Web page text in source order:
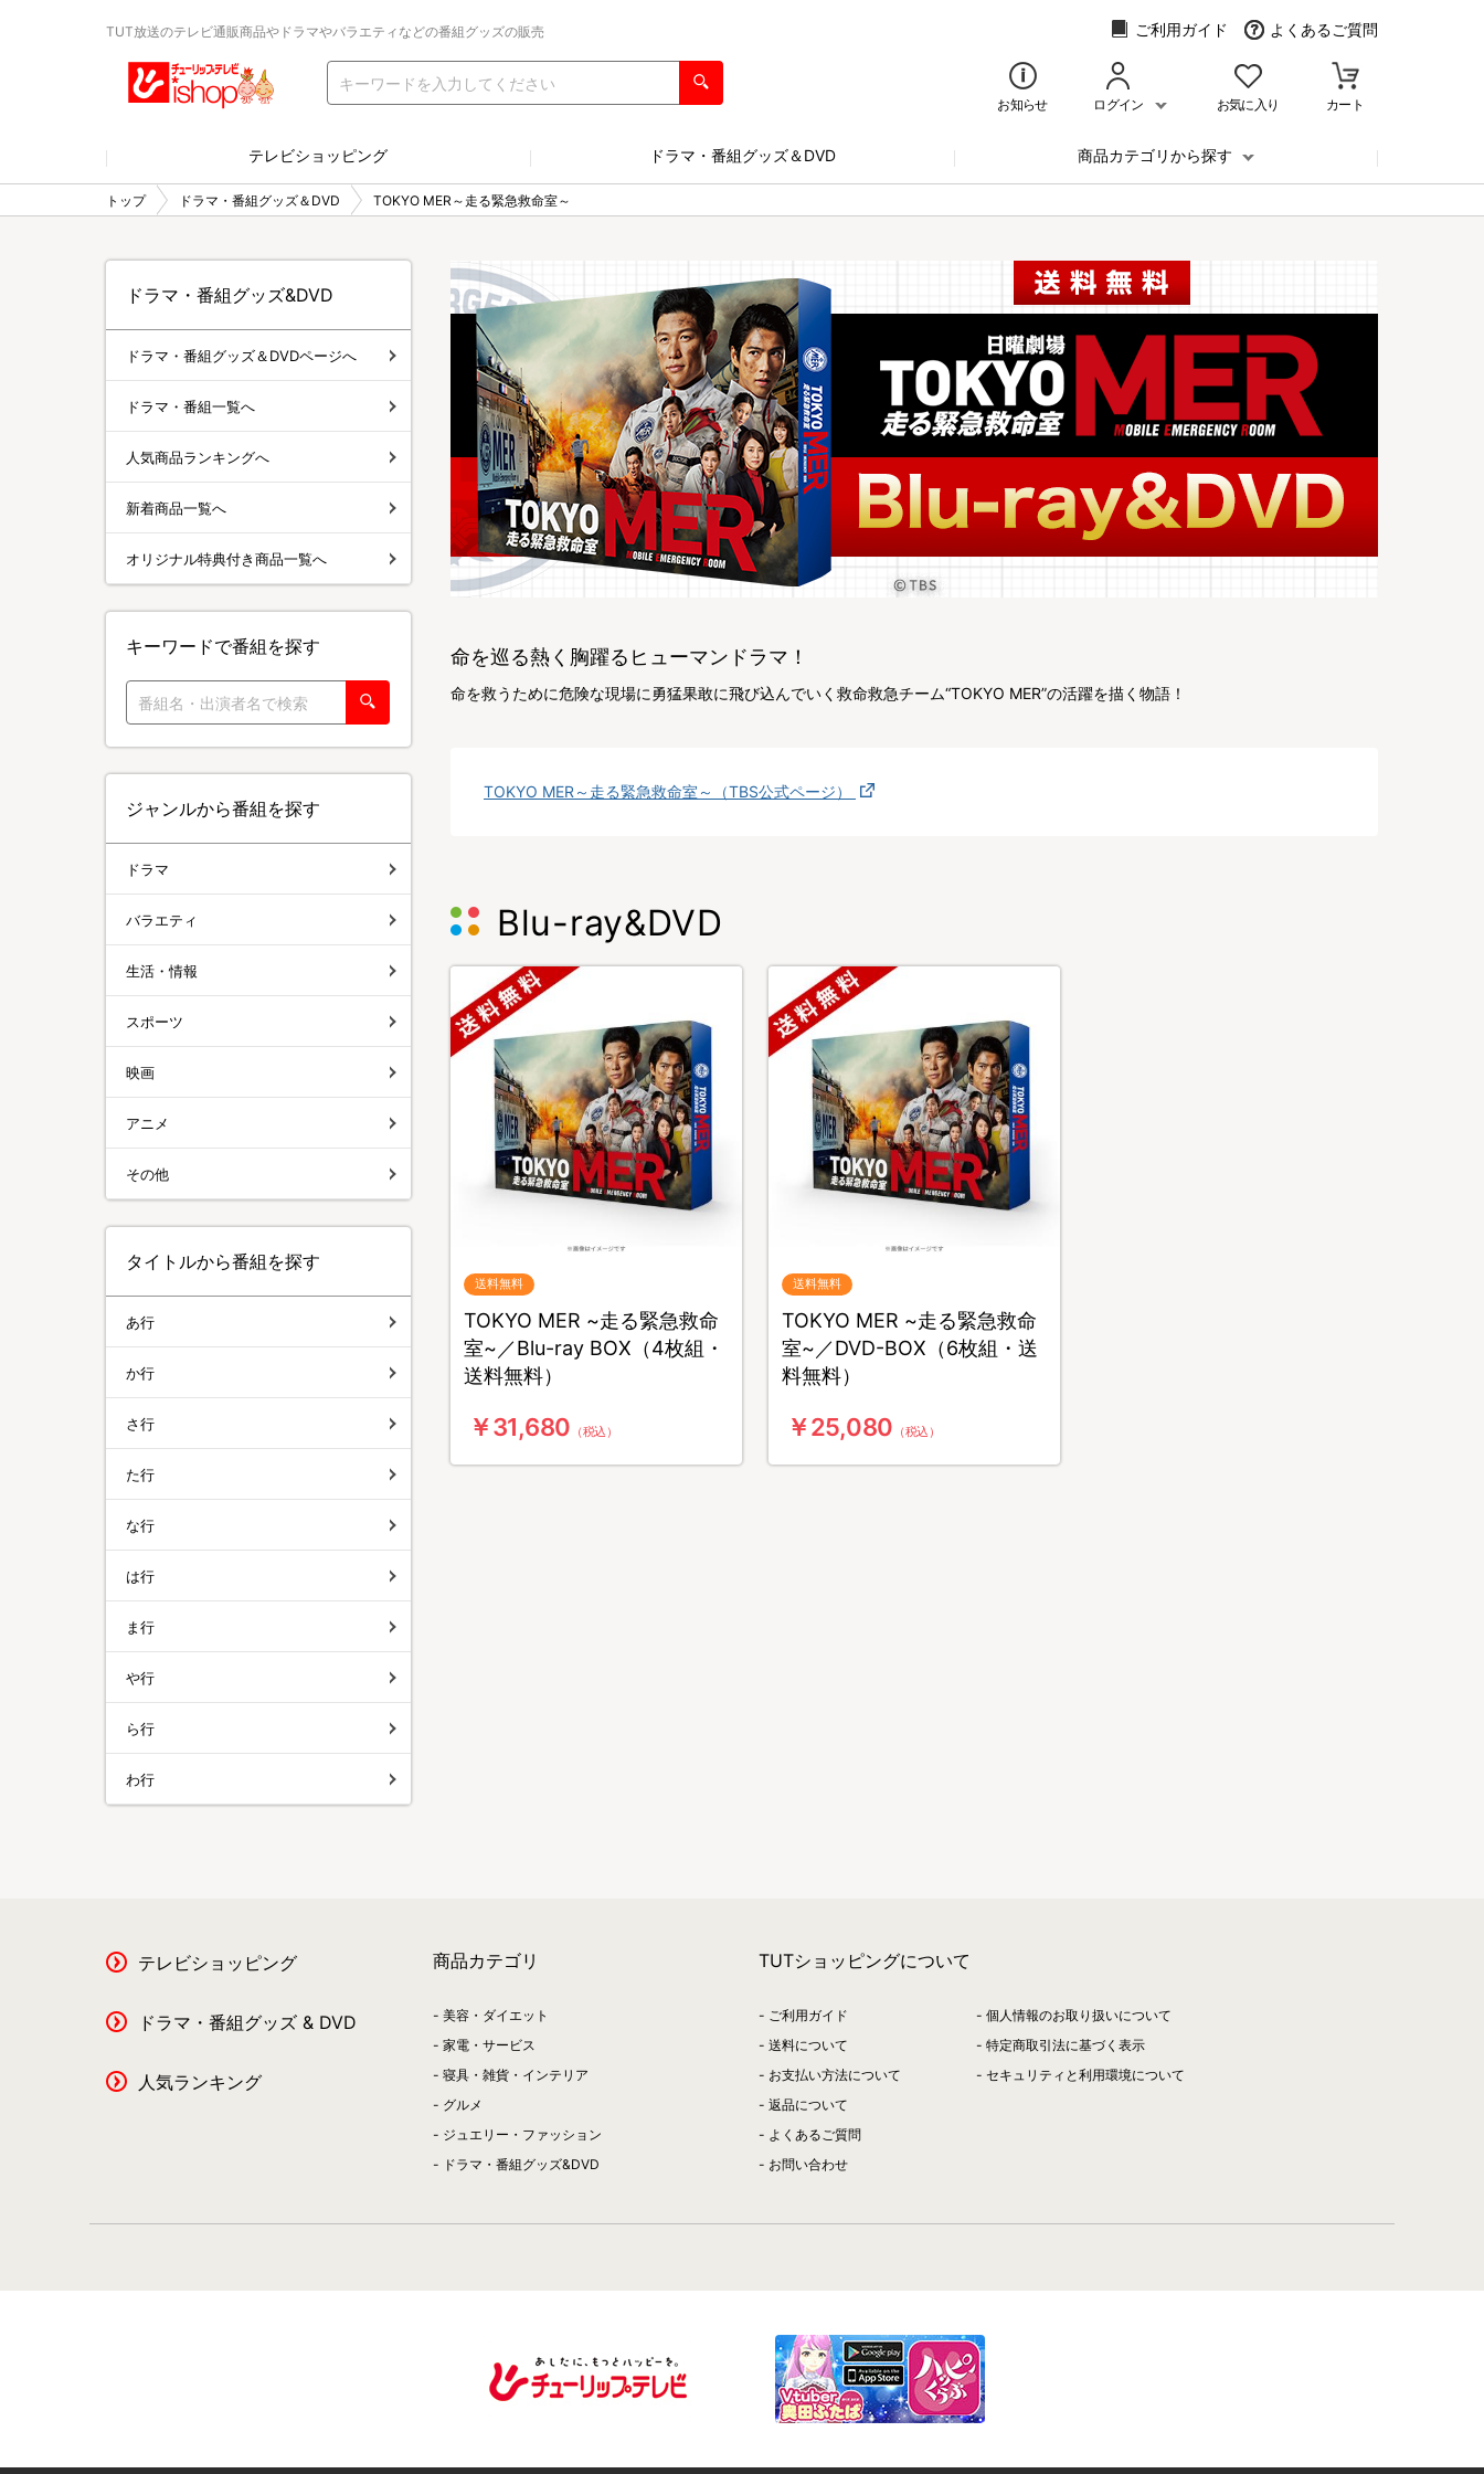
TUT放送のテレビ通販商品やドラマやバラエティなどの番組グッズの販売 ご利用ガイド よくあるご質問
お知らせ ログイン お気に入り カート
テレビショッピング ドラマ・番組グッズ＆DVD 商品カテゴリから探す
トップ ドラマ・番組グッズ＆DVD TOKYO MER～走る緊急救命室～
命を巡る熱く胸躍るヒューマンドラマ！
命を救うために危険な現場に勇猛果敢に飛び込んでいく救命救急チーム“TOKYO MER”の活躍を描く物語！
TOKYO MER～走る緊急救命室～（TBS公式ページ）
Blu-ray&DVD
送料無料
TOKYO MER ~走る緊急救命
室~／Blu-ray BOX（4枚組・
送料無料）
￥31,680 （税込）
送料無料
TOKYO MER ~走る緊急救命
室~／DVD-BOX（6枚組・送
料無料）
￥25,080 （税込）
ドラマ・番組グッズ&DVD
ドラマ・番組グッズ＆DVDページへ
ドラマ・番組一覧へ
人気商品ランキングへ
新着商品一覧へ
オリジナル特典付き商品一覧へ
キーワードで番組を探す
ジャンルから番組を探す
ドラマ
バラエティ
生活・情報
スポーツ
映画
アニメ
その他
タイトルから番組を探す
あ行
か行
さ行
た行
な行
は行
ま行
や行
ら行
わ行
テレビショッピング
ドラマ・番組グッズ & DVD
人気ランキング
商品カテゴリ
美容・ダイエット
家電・サービス
寝具・雑貨・インテリア
グルメ
ジュエリー・ファッション
ドラマ・番組グッズ&DVD
TUTショッピングについて
ご利用ガイド
送料について
お支払い方法について
返品について
よくあるご質問
お問い合わせ
個人情報のお取り扱いについて
特定商取引法に基づく表示
セキュリティと利用環境について